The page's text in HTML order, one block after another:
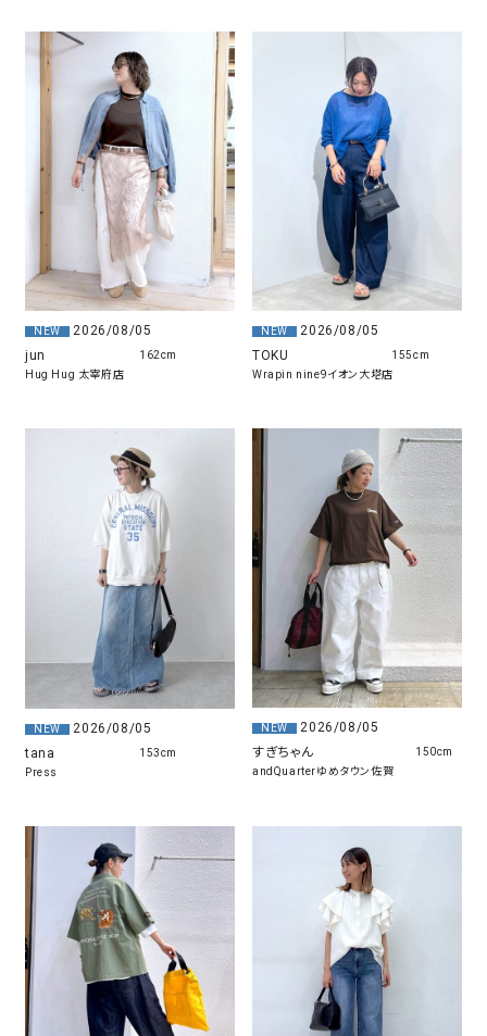
NEW
2026/08/05
jun
Hug Hug 太宰府店
162cm
NEW
2026/08/05
TOKU
Wrapin nine9イオン大塔店
155cm
NEW
2026/08/05
tana
Press
153cm
NEW
2026/08/05
すぎちゃん
andQuarterゆめタウン佐賀
150cm